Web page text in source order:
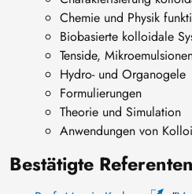
Chemie und Physik
Biobasierte kolloidale
Tenside,
Hydro- und Organogele
Formulierungen
Theorie und Simulation
Anwendungen von
Bestätigte Referenten